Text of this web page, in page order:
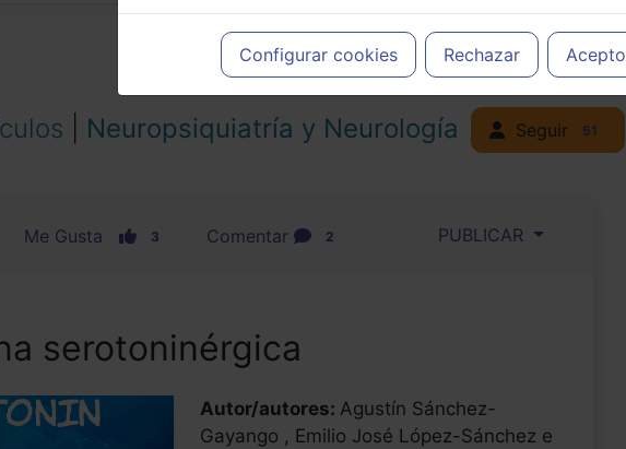
medicamentos y decidir, en cada caso concreto, el tratamiento más
adecuado a las necesidades del paciente.
Configurar cookies Rechazar Acepto
Neuropsiquiatría y Neurología Seguir 51
Me Gusta 3 Comentar 2 PUBLICAR
serotoninérgica
Autor/autores: Agustín Sánchez-
Gayango , Emilio José López-Sánchez e